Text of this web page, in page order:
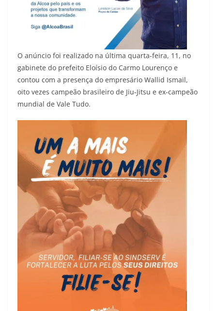
O anúncio foi realizado na última quarta-feira, 11, no
gabinete do prefeito Eloísio do Carmo Lourenço e
contou com a presença do empresário Wallid Ismail,
oito vezes campeão brasileiro de Jiu-Jitsu e ex-campeão
mundial de Vale Tudo.